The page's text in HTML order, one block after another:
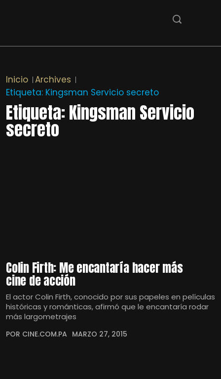
Inicio Archives
Etiqueta: Kingsman Servicio secreto
Etiqueta:Kingsman Servicio
secreto
Colin Firth: Me encantaría hacer más
cine de acción
El actor Colin Firth, conocido por sus papeles en películas
históricas y románticas, afirmó que le encantaría rodar
más largometrajes
POR CINE.COM.PA MARZO 27, 2015